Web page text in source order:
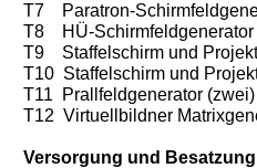
T7 Paratron-
T8 HÜ-Schirmfeldgenerator
T9 Staffelschirm und
T10 Staffelschirm und
T11 Prallfeldgenerator (zwei)
T12 Virtuellbildner
Versorgung und Besatzung